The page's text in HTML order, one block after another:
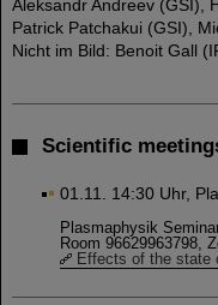
Aleksandr Andreev (GSI),
Patrick Patchakui (GSI),
Nicht im Bild: Benoit Gall
Scientific
01.11. 14:30 Uhr,
Plasmaphysik
Room 96629963798,
Effects of the state